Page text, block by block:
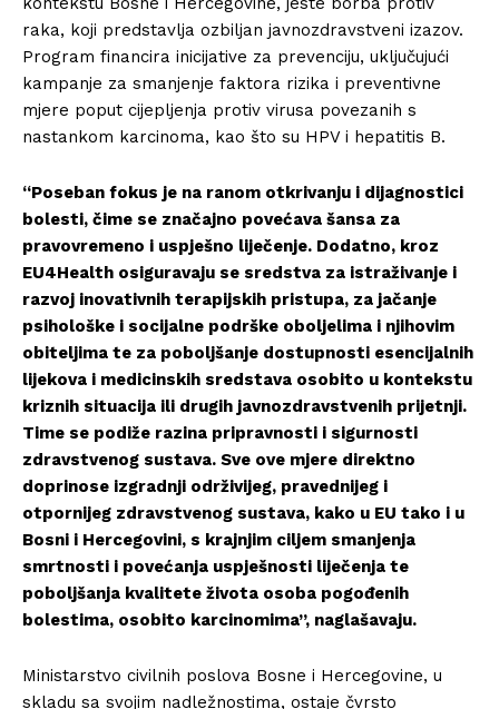
Info
O nama
raka, koji predstavlja ozbiljan javnozdravstveni izazov.
Program financira inicijative za prevenciju, uključujući
kampanje za smanjenje faktora rizika i preventivne
mjere poput cijepljenja protiv virusa povezanih s
nastankom karcinoma, kao što su HPV i hepatitis B.
“Poseban fokus je na ranom otkrivanju i dijagnostici
bolesti, čime se značajno povećava šansa za
pravovremeno i uspješno liječenje. Dodatno, kroz
EU4Health osiguravaju se sredstva za istraživanje i
razvoj inovativnih terapijskih pristupa, za jačanje
psihološke i socijalne podrške oboljelima i njihovim
obiteljima te za poboljšanje dostupnosti esencijalnih
lijekova i medicinskih sredstava osobito u kontekstu
kriznih situacija ili drugih javnozdravstvenih prijetnji.
Time se podiže razina pripravnosti i sigurnosti
zdravstvenog sustava. Sve ove mjere direktno
doprinose izgradnji održivijeg, pravednijeg i
otpornijeg zdravstvenog sustava, kako u EU tako i u
Bosni i Hercegovini, s krajnjim ciljem smanjenja
smrtnosti i povećanja uspješnosti liječenja te
poboljšanja kvalitete života osoba pogođenih
bolestima, osobito karcinomima”, naglašavaju.
Ministarstvo civilnih poslova Bosne i Hercegovine, u
skladu sa svojim nadležnostima, ostaje čvrsto